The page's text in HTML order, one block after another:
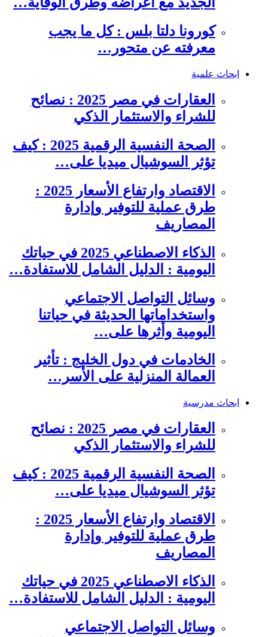
كورونا دلتا بلس : كل ما يجب
معرفته عن متحور…
ابحاث علمية
العقارات في مصر 2025 : نصائح
للشراء والاستثمار الذكي
الصحة النفسية الرقمية 2025 : كيف
تؤثر السوشيال ميديا على…
الاقتصاد وارتفاع الأسعار 2025 :
طرق عملية للتوفير وإدارة
المصاريف
الذكاء الاصطناعي 2025 في حياتك
اليومية : الدليل الشامل للاستفادة…
وسائل التواصل الاجتماعي
واستخداماتها الحديثة في حياتنا
اليومية وأثرها على…
الخادمات في دول الخليج : تأثير
العمالة المنزلية على الأسر…
ابحاث مدرسية
العقارات في مصر 2025 : نصائح
للشراء والاستثمار الذكي
الصحة النفسية الرقمية 2025 : كيف
تؤثر السوشيال ميديا على…
الاقتصاد وارتفاع الأسعار 2025 :
طرق عملية للتوفير وإدارة
المصاريف
الذكاء الاصطناعي 2025 في حياتك
اليومية : الدليل الشامل للاستفادة…
وسائل التواصل الاجتماعي